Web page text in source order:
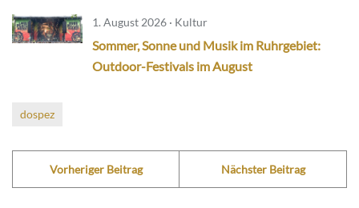
1. August 2026 · Kultur
Sommer, Sonne und Musik im Ruhrgebiet:
Outdoor-Festivals im August
dospez
Vorheriger Beitrag Nächster Beitrag